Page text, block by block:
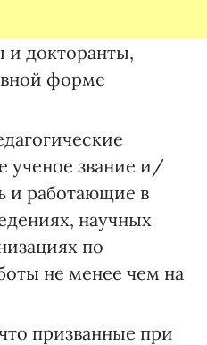
и докторанты,
форме
ученое звание и/
и работающие в
научных
по
не менее чем на
призванные при